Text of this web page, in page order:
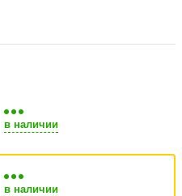
в наличии
в наличии